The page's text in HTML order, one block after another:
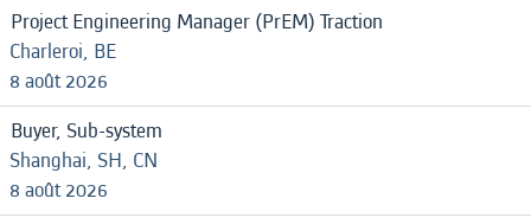
Project Engineering Manager (PrEM) Traction
Charleroi, BE
8 août 2026
Buyer, Sub-system
Shanghai, SH, CN
8 août 2026